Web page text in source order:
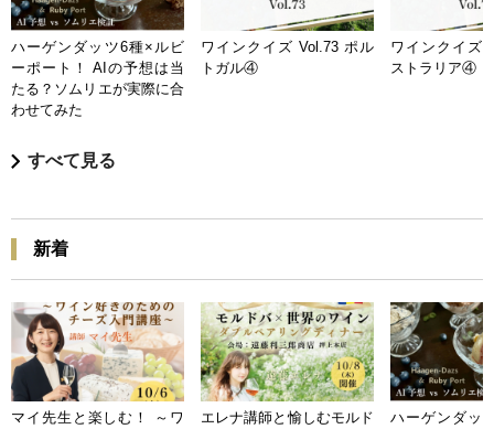
ハーゲンダッツ6種×ルビ
ーポート！ AIの予想は当
たる？ソムリエが実際に合
わせてみた
ワインクイズ Vol.73 ポル
トガル④
ワインクイズ
ストラリア④
すべて見る
新着
マイ先生と楽しむ！ ～ワ
エレナ講師と愉しむモルド
ハーゲンダッ